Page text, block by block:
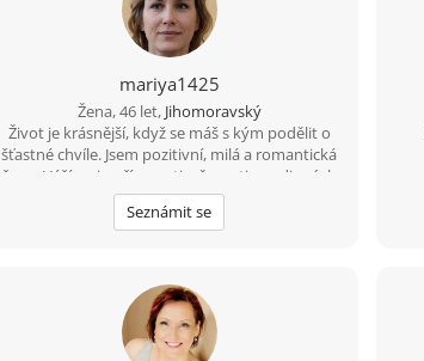
mariya1425
Žena, 46 let, Jihomoravský
Život je krásnější, když se máš s kým podělit o
šťastné chvíle. Jsem pozitivní, milá a romantická
žena. Vážím si upřímnosti, věrnosti a rodinných
hodnot. Doufám, že potkám muže, který hledá
opravdovou lásku, a ne jen krátkodobé
Seznámit se